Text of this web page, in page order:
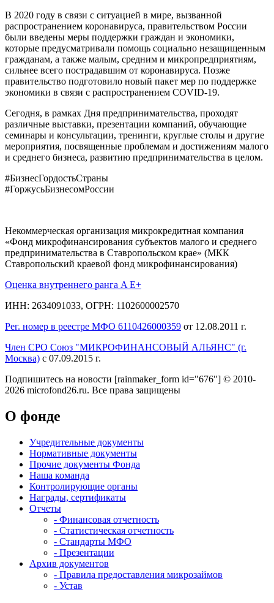
В 2020 году в связи с ситуацией в мире, вызванной
распространением коронавируса, правительством России
были введены меры поддержки граждан и экономики,
которые предусматривали помощь социально незащищенным
гражданам, а также малым, средним и микропредприятиям,
сильнее всего пострадавшим от коронавируса. Позже
правительство подготовило новый пакет мер по поддержке
экономики в связи с распространением COVID-19.
Сегодня, в рамках Дня предпринимательства, проходят
различные выставки, презентации компаний, обучающие
семинары и консультации, тренинги, круглые столы и другие
мероприятия, посвященные проблемам и достижениям малого
и среднего бизнеса, развитию предпринимательства в целом.
#БизнесГордостьСтраны
#ГоржусьБизнесомРоссии
Некоммерческая организация микрокредитная компания
«Фонд микрофинансирования субъектов малого и среднего
предпринимательства в Ставропольском крае» (МКК
Ставропольский краевой фонд микрофинансирования)
Оценка внутреннего ранга A E+
ИНН: 2634091033, ОГРН: 1102600002570
Рег. номер в реестре МФО 6110426000359 от 12.08.2011 г.
Член СРО Союз "МИКРОФИНАНСОВЫЙ АЛЬЯНС" (г.
Москва) с 07.09.2015 г.
Подпишитесь на новости [rainmaker_form id="676"] © 2010-
2026 microfond26.ru. Все права защищены
О фонде
Учредительные документы
Нормативные документы
Прочие документы Фонда
Наша команда
Контролирующие органы
Награды, сертификаты
Отчеты
- Финансовая отчетность
- Статистическая отчетность
- Стандарты МФО
- Презентации
Архив документов
- Правила предоставления микрозаймов
- Устав